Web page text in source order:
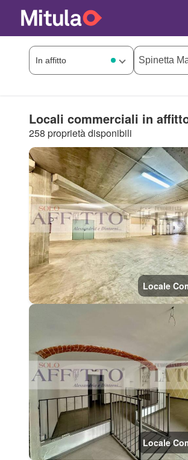
Locali commerciali in
258 proprietà disponibili
Locale
Locale